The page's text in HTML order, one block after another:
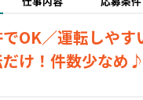
OK／運転しや
け！件数少なめ